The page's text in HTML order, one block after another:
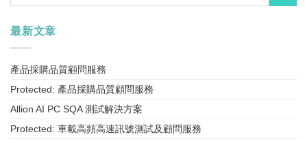
最新文章
產品採購品質顧問服務
Protected: 產品採購品質顧問服務
Allion AI PC SQA 測試解決方案
Protected: 車載高頻高速訊號測試及顧問服務